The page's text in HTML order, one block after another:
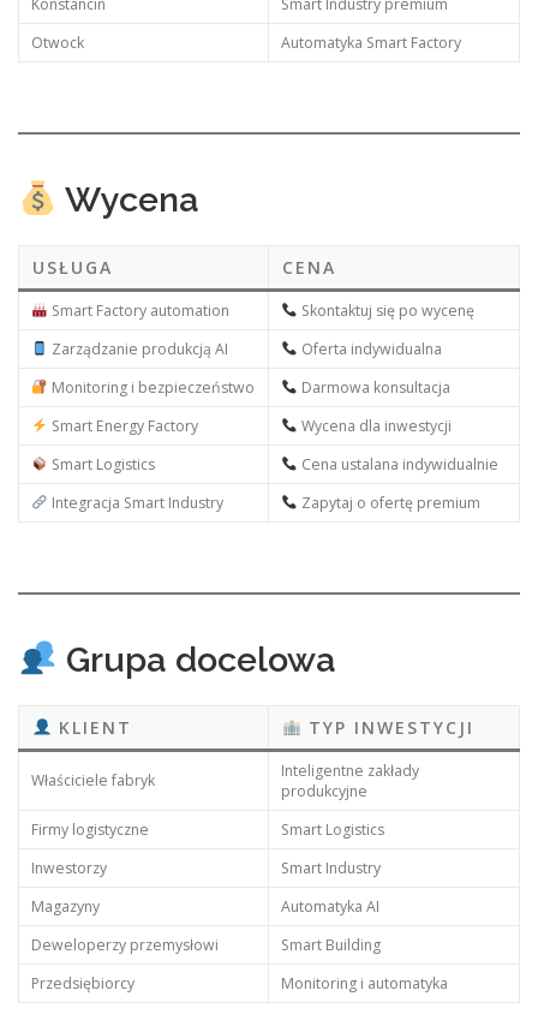
Otwock
Automatyka Smart Factory
Wycena
USŁUGA CENA
Smart Factory automation
Skontaktuj się po wycenę
Zarządzanie produkcją AI
Oferta indywidualna
Monitoring i bezpieczeństwo
Darmowa konsultacja
Smart Energy Factory
Wycena dla inwestycji
Smart Logistics
Cena ustalana indywidualnie
Integracja Smart Industry
Zapytaj o ofertę premium
Grupa docelowa
KLIENT TYP INWESTYCJI
Właściciele fabryk
Inteligentne zakłady
produkcyjne
Firmy logistyczne
Smart Logistics
Inwestorzy
Smart Industry
Magazyny
Automatyka AI
Deweloperzy przemysłowi
Smart Building
Przedsiębiorcy
Monitoring i automatyka